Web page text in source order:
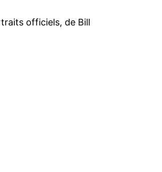
officiels, de Bill